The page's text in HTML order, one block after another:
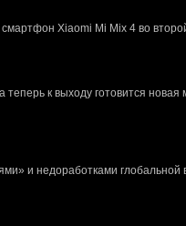
Xiaomi Mi Mix 4 во
к выходу готовится
и недоработками